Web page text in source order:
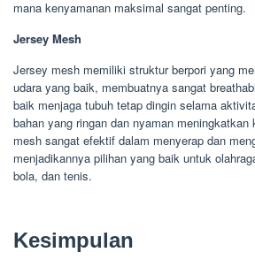
mana kenyamanan maksimal sangat penting.
Jersey Mesh
Jersey mesh memiliki struktur berpori yang
udara yang baik, membuatnya sangat
baik menjaga tubuh tetap dingin selama
bahan yang ringan dan nyaman meningkatkan
mesh sangat efektif dalam menyerap dan
menjadikannya pilihan yang baik untuk
bola, dan tenis.
Kesimpulan